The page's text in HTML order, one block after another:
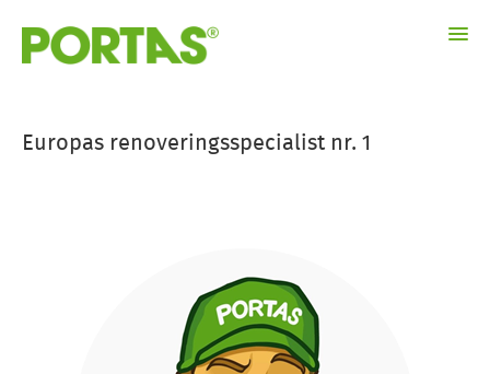
Europas renoveringsspecialist nr. 1
Renoveringsløsninger
Impressum